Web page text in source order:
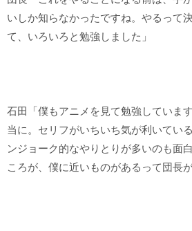
いしか知らなかったですね。やるって
て、いろいろと勉強しました」
石田「僕もアニメを見て勉強していま
当に。セリフがいちいち気が利いてい
ンジョーク的なやりとりが多いのも面
ころが、僕に近いものがあるって団長